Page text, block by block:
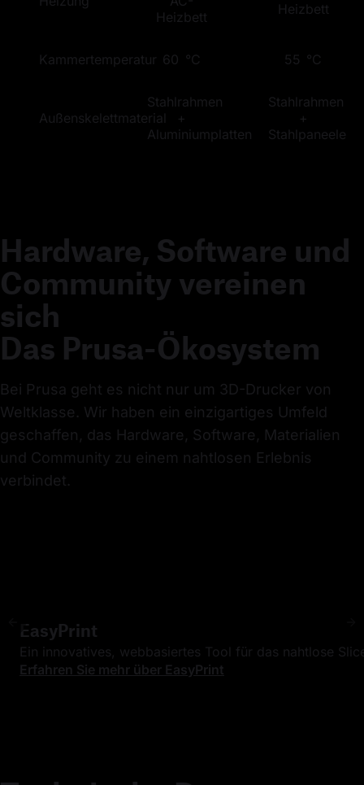
Heizbett
Heizbett
Kammertemperatur 60 °C 55 °C
Außenskelettmaterial
Stahlrahmen
+
Aluminiumplatten
Stahlrahmen
+
Stahlpaneele
Hardware, Software und
Community vereinen
sich
Das Prusa-Ökosystem
Bei Prusa geht es nicht nur um 3D-Drucker von
Weltklasse. Wir haben ein einzigartiges Umfeld
geschaffen, das Hardware, Software, Materialien
und Community zu einem nahtlosen Erlebnis
verbindet.
EasyPrint
Ein innovatives, webbasiertes Tool für das nahtlose
Erfahren Sie mehr über EasyPrint
Previous item